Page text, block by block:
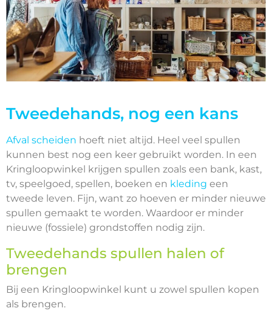
Tweedehands, nog een kans
Afval scheiden hoeft niet altijd. Heel veel spullen
kunnen best nog een keer gebruikt worden. In een
Kringloopwinkel krijgen spullen zoals een bank, kast,
tv, speelgoed, spellen, boeken en kleding een
tweede leven. Fijn, want zo hoeven er minder nieuwe
spullen gemaakt te worden. Waardoor er minder
nieuwe (fossiele) grondstoffen nodig zijn.
Tweedehands spullen halen of
brengen
Bij een Kringloopwinkel kunt u zowel spullen kopen
als brengen.